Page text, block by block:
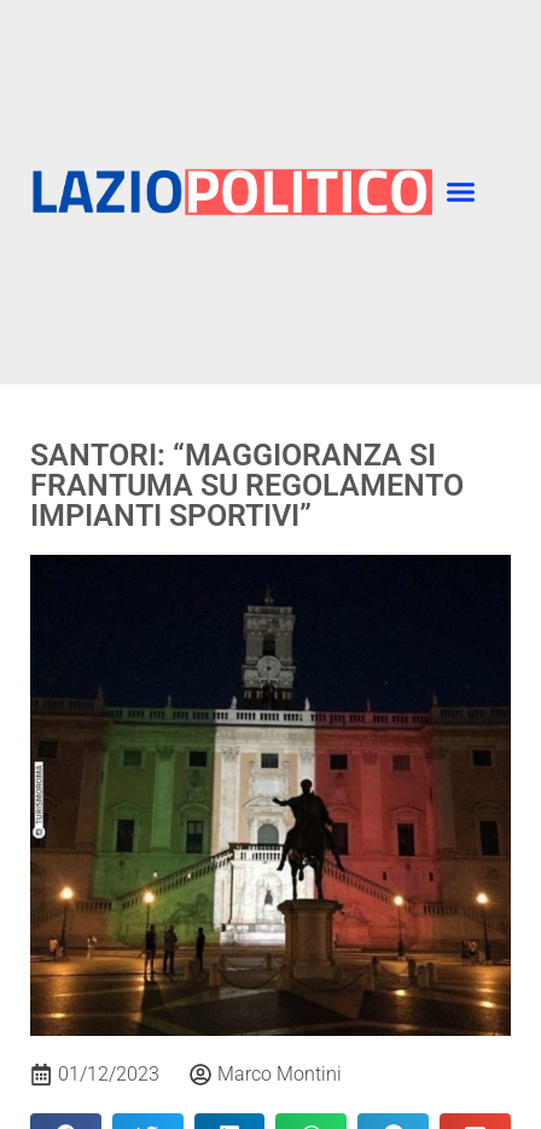
SANTORI: “MAGGIORANZA SI
FRANTUMA SU REGOLAMENTO
IMPIANTI SPORTIVI”
01/12/2023 Marco Montini